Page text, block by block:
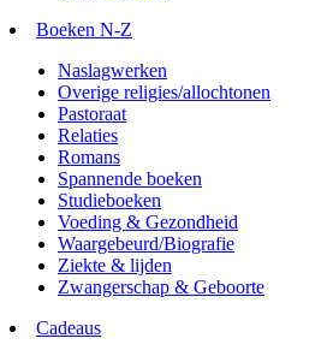
Boeken N-Z
Naslagwerken
Overige religies/allochtonen
Pastoraat
Relaties
Romans
Spannende boeken
Studieboeken
Voeding & Gezondheid
Waargebeurd/Biografie
Ziekte & lijden
Zwangerschap & Geboorte
Cadeaus